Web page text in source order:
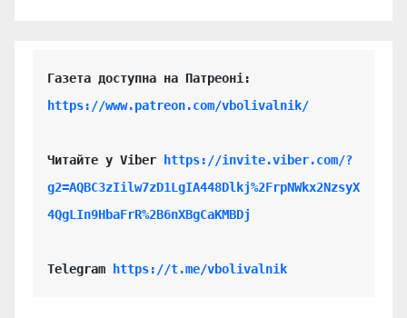
https://www.patreon.com/vbolivalnik/
Читайте у Viber
https://invite.viber.com/?
g2=AQBC3zIilw7zD1LgIA448Dlkj%2FrpNWkx2NzsyX
4QgLIn9HbaFrR%2B6nXBgCaKMBDj
Telegram https://t.me/vbolivalnik